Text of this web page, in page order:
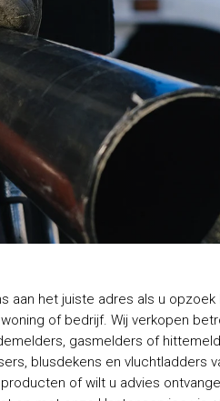
aan het juiste adres als u
of bedrijf. Wij verkopen
gasmelders of
blusdekens en vluchtladders
of wilt u advies